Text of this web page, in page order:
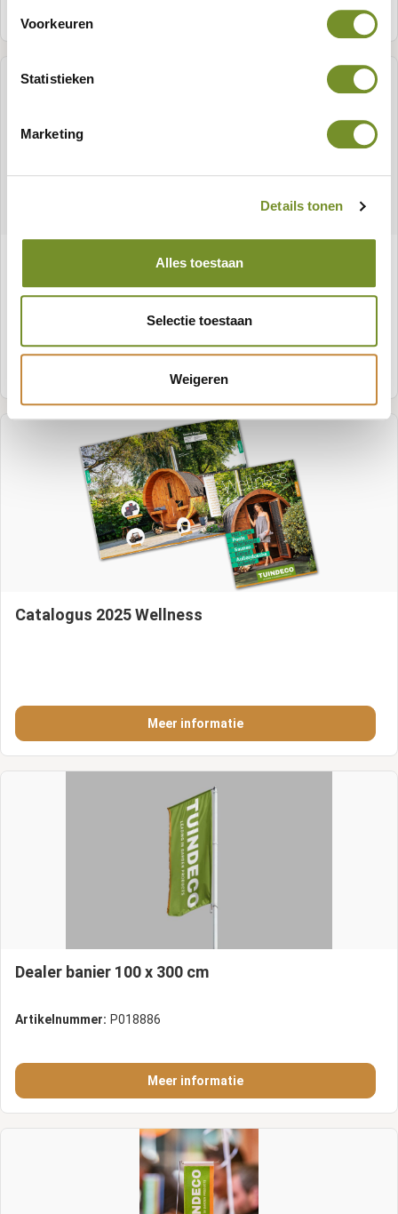
Voorkeuren
Statistieken
Marketing
Details tonen
Alles toestaan
Selectie toestaan
Weigeren
Roll-up banner Wellness
Catalogus 2025 Wellness
Meer informatie
Dealer banier 100 x 300 cm
Artikelnummer: P018886
Meer informatie